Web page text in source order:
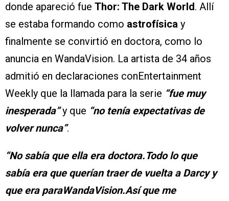
donde apareció fue Thor: The Dark World. Allí
se estaba formando como astrofísica y
finalmente se convirtió en doctora, como lo
anuncia en WandaVision. La artista de 34 años
admitió en declaraciones conEntertainment
Weekly que la llamada para la serie “fue muy
inesperada”y que “no tenía expectativas de
volver nunca”.
“No sabía que ella era doctora.Todo lo que
sabía era que querían traer de vuelta a Darcy y
que era paraWandaVision.Así que me